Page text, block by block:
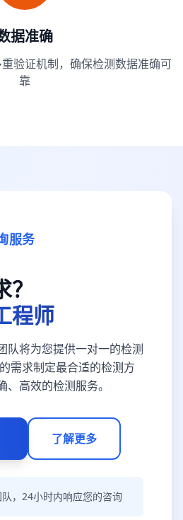
据准确
验证机制，确保检测数据准确可
靠
服务
程师
队将为您提供一对一的检测
需求制定最合适的检测方
高效的检测服务。
了解更多
，24小时内响应您的咨询